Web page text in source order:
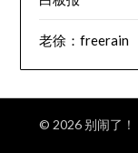
老徐：freerain
© 2026 别闹了！